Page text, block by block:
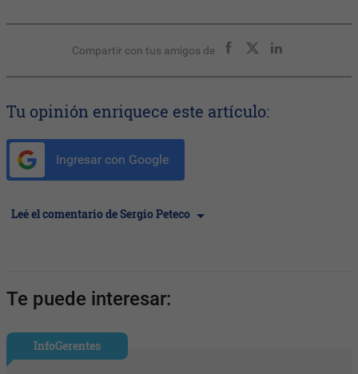
Compartir con tus amigos de
Tu opinión enriquece este artículo:
Ingresar con Google
Leé el comentario de Sergio Peteco
Te puede interesar:
InfoGerentes